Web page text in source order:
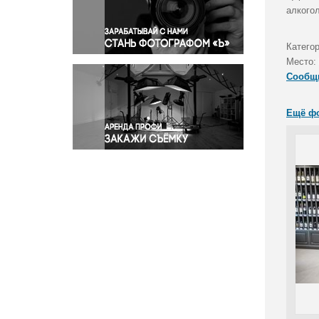
Правосудие
Происшествия и конфликты
Религия
Светская жизнь
Спорт
Экология
Экономика и бизнес
Место:
Ещё